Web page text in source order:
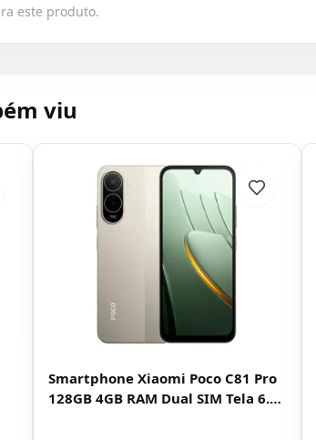
este produto.
viu
Smartphone Xiaomi Poco C81 Pro
128GB 4GB RAM Dual SIM Tela 6.9"